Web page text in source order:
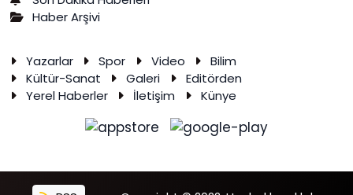
Haber Arşivi
Yazarlar Spor Video
Bilim
Kültür-Sanat
Galeri
Editörden
Yerel Haberler
İletişim Künye